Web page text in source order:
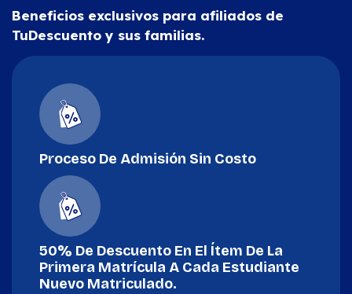
Beneficios exclusivos para afiliados de
TuDescuento y sus familias.
Proceso De Admisión Sin Costo
50% De Descuento En El Ítem De La
Primera Matrícula A Cada Estudiante
Nuevo Matriculado.